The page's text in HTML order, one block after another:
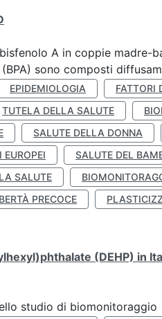
A in coppie madre-
sono composti
EPIDEMIOLOGIA FATTORI
TUTELA DELLA SALUTE
SALUTE DELLA DONNA
EUROPEI SALUTE DEL
SALUTE
PRECOCE
(DEHP) in
studio di biomonitoraggio